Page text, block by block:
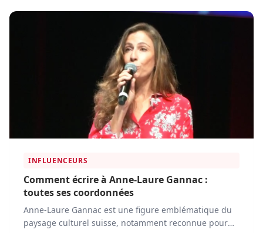
qualité.
INFLUENCEURS
Comment écrire à Anne-Laure Gannac :
toutes ses coordonnées
Anne-Laure Gannac est une figure emblématique du
paysage culturel suisse, notamment reconnue pour